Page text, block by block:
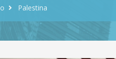
Palestina